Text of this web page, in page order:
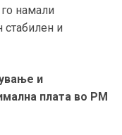
намали
стабилен и
и
плата во РМ